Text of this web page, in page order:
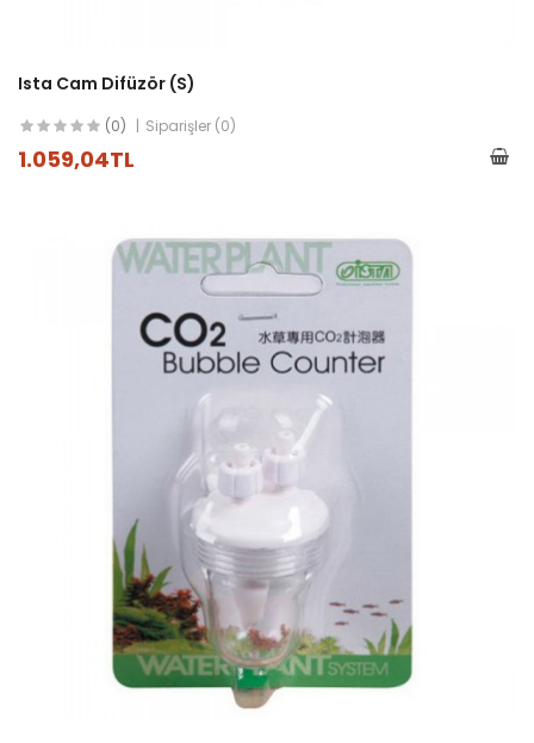
Ista Cam Difüzör (S)
(0) Siparişler (0)
1.059,04TL